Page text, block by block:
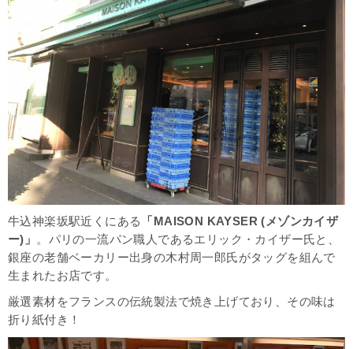
牛込神楽坂駅近くにある 「 MAISON KAYSER ( メゾンカイザ
ー)」
。パリの一流パン職人であるエリック・カイザー氏と、
銀座の老舗ベーカリー出身の木村周一郎氏がタッグを組んで
生まれたお店です。
厳選素材をフランスの伝統製法で焼き上げており、その味は
折り紙付き！